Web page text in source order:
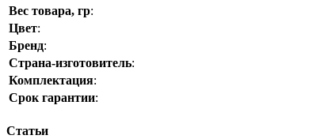
Вес товара, гр:
Цвет:
Бренд:
Страна-изготовитель:
Комплектация:
Срок гарантии:
Статьи